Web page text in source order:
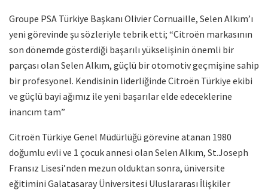
Groupe PSA Türkiye Başkanı Olivier Cornuaille, Selen Alkım’ı
yeni görevinde şu sözleriyle tebrik etti; “Citroën markasının
son dönemde gösterdiği başarılı yükselişinin önemli bir
parçası olan Selen Alkım, güçlü bir otomotiv geçmişine sahip
bir profesyonel. Kendisinin liderliğinde Citroën Türkiye ekibi
ve güçlü bayi ağımız ile yeni başarılar elde edeceklerine
inancım tam”
Citroën Türkiye Genel Müdürlüğü görevine atanan 1980
doğumlu evli ve 1 çocuk annesi olan Selen Alkım, St.Joseph
Fransız Lisesi’nden mezun olduktan sonra, üniversite
eğitimini Galatasaray Üniversitesi Uluslararası İlişkiler